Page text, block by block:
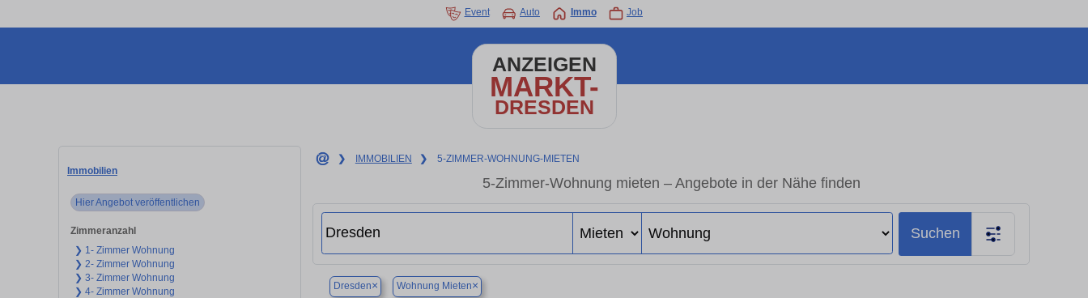
Event Auto Immo Job
ANZEIGEN
MARKT-
DRESDEN
Immobilien
Hier Angebot veröffentlichen
Zimmeranzahl
❯ 1- Zimmer Wohnung
❯ 2- Zimmer Wohnung
❯ 3- Zimmer Wohnung
❯ 4- Zimmer Wohnung
❯ IMMOBILIEN ❯ 5-ZIMMER-WOHNUNG-MIETEN
5-Zimmer-Wohnung mieten – Angebote in der Nähe finden
Suchen
Dresden× Wohnung Mieten×